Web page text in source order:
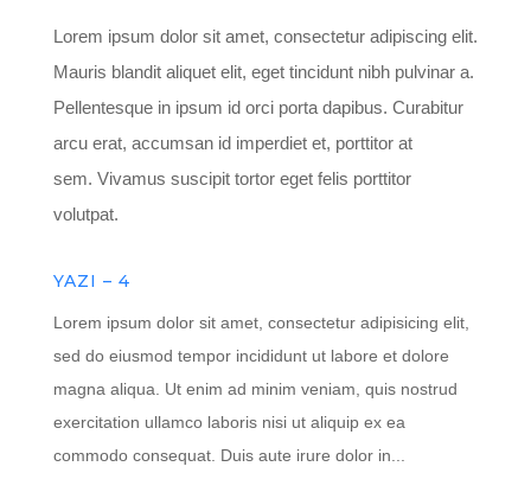
Lorem ipsum dolor sit amet, consectetur adipiscing elit.
Mauris blandit aliquet elit, eget tincidunt nibh pulvinar a.
Pellentesque in ipsum id orci porta dapibus. Curabitur
arcu erat, accumsan id imperdiet et, porttitor at
sem. Vivamus suscipit tortor eget felis porttitor
volutpat.
YAZI – 4
Lorem ipsum dolor sit amet, consectetur adipisicing elit,
sed do eiusmod tempor incididunt ut labore et dolore
magna aliqua. Ut enim ad minim veniam, quis nostrud
exercitation ullamco laboris nisi ut aliquip ex ea
commodo consequat. Duis aute irure dolor in...